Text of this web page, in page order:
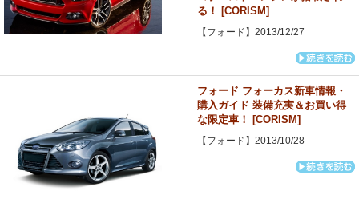
る！ [CORISM]
【フォード】2013/12/27
フォード フォーカス新車情報・
購入ガイド 装備充実＆お買い得
な限定車！ [CORISM]
【フォード】2013/10/28